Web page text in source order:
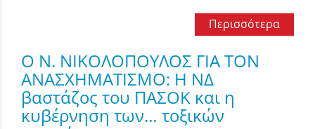
Περισσότερα
Ο Ν. ΝΙΚΟΛΟΠΟΥΛΟΣ ΓΙΑ ΤΟΝ
ΑΝΑΣΧΗΜΑΤΙΣΜΟ: Η ΝΔ
βαστάζος του ΠΑΣΟΚ και η
κυβέρνηση των… τοξικών